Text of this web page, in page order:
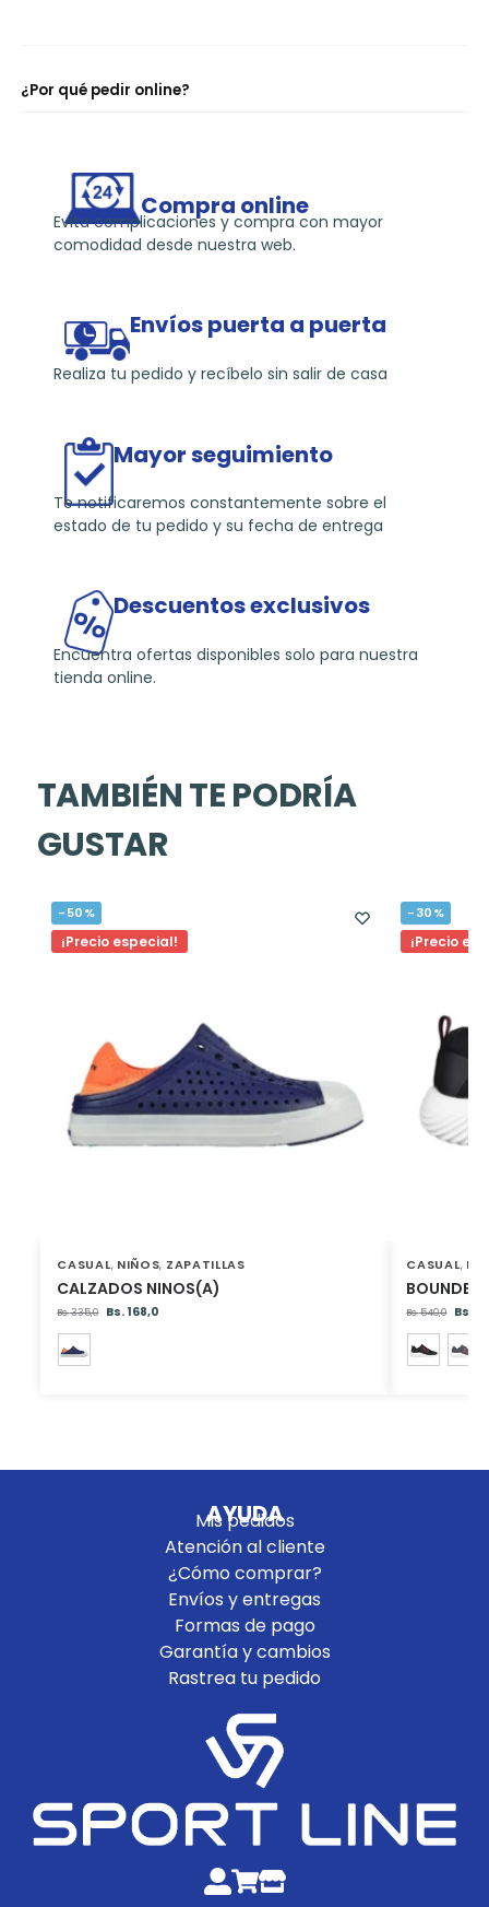
¿Por qué pedir online?
Compra online
Evita complicaciones y compra con mayor
comodidad desde nuestra web.
Envíos puerta a puerta
Realiza tu pedido y recíbelo sin salir de casa
Mayor seguimiento
Te notificaremos constantemente sobre el
estado de tu pedido y su fecha de entrega
Descuentos exclusivos
Encuentra ofertas disponibles solo para nuestra
tienda online.
TAMBIÉN TE PODRÍA
GUSTAR
-50%
¡Precio especial!
CASUAL, NIÑOS, ZAPATILLAS
CALZADOS NINOS(A)
Bs.335,0 Bs.168,0
-30%
¡Precio
CASUAL,
BOUNDER
Bs.540,0 Bs.
AYUDA
Mis pedidos
Atención al cliente
¿Cómo comprar?
Envíos y entregas
Formas de pago
Garantía y cambios
Rastrea tu pedido